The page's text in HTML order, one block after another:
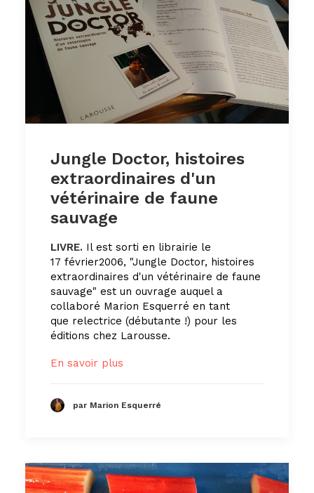
Jungle Doctor, histoires
extraordinaires d'un
vétérinaire de faune
sauvage
LIVRE. Il est sorti en librairie le
17 février2006, "Jungle Doctor, histoires
extraordinaires d'un vétérinaire de faune
sauvage" est un ouvrage auquel a
collaboré Marion Esquerré en tant
que relectrice (débutante !) pour les
éditions chez Larousse.
En savoir plus
par Marion Esquerré